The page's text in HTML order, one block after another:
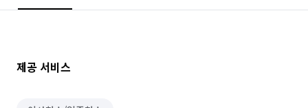
제공 서비스